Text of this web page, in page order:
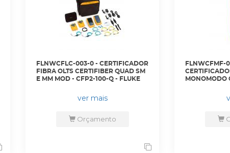
FLNWCFLC-003-0 - CERTIFICADOR
FIBRA OLTS CERTIFIBER QUAD SM
E MM MOD - CFP2-100-Q - FLUKE
ver mais
Orçamento
FLNWCFMF-
MONOMODO